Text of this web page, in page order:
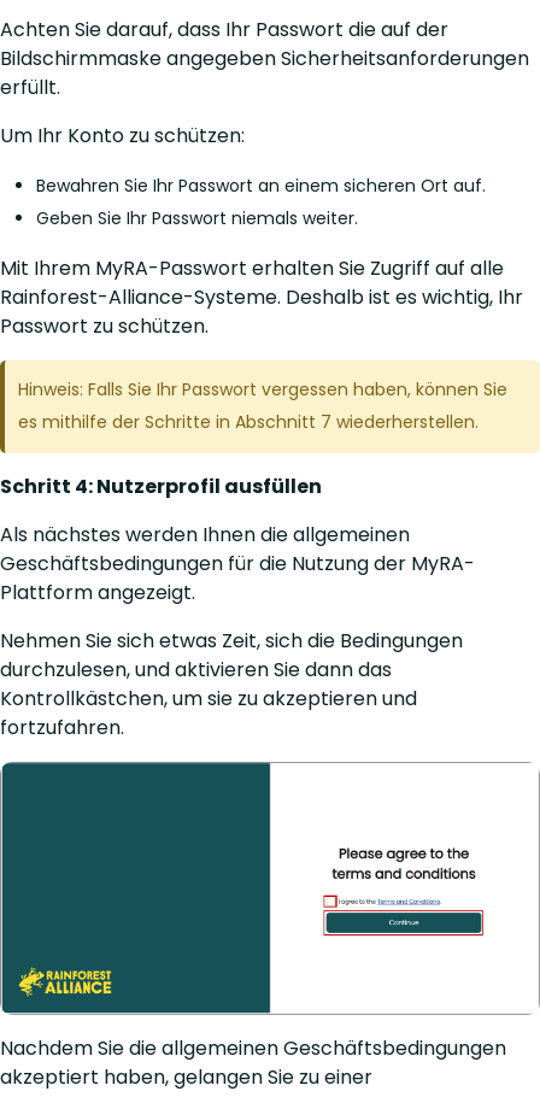
Achten Sie darauf, dass Ihr Passwort die auf der
Bildschirmmaske angegeben Sicherheitsanforderungen
erfüllt.
Um Ihr Konto zu schützen:
Bewahren Sie Ihr Passwort an einem sicheren Ort auf.
Geben Sie Ihr Passwort niemals weiter.
Mit Ihrem MyRA-Passwort erhalten Sie Zugriff auf alle
Rainforest-Alliance-Systeme. Deshalb ist es wichtig, Ihr
Passwort zu schützen.
Hinweis: Falls Sie Ihr Passwort vergessen haben, können Sie
es mithilfe der Schritte in Abschnitt 7 wiederherstellen.
Schritt 4: Nutzerprofil ausfüllen
Als nächstes werden Ihnen die allgemeinen
Geschäftsbedingungen für die Nutzung der MyRA-
Plattform angezeigt.
Nehmen Sie sich etwas Zeit, sich die Bedingungen
durchzulesen, und aktivieren Sie dann das
Kontrollkästchen, um sie zu akzeptieren und
fortzufahren.
Nachdem Sie die allgemeinen Geschäftsbedingungen
akzeptiert haben, gelangen Sie zu einer